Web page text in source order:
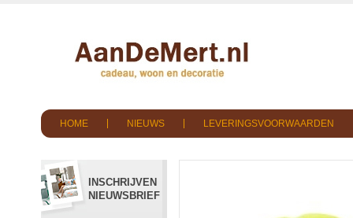
HOME NIEUWS LEVERINGSVOORWAARDEN
INSCHRIJVEN
NIEUWSBRIEF